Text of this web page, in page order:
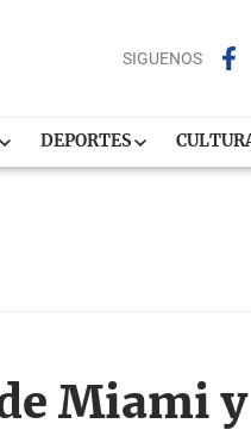
SIGUENOS
DEPORTES
Miami